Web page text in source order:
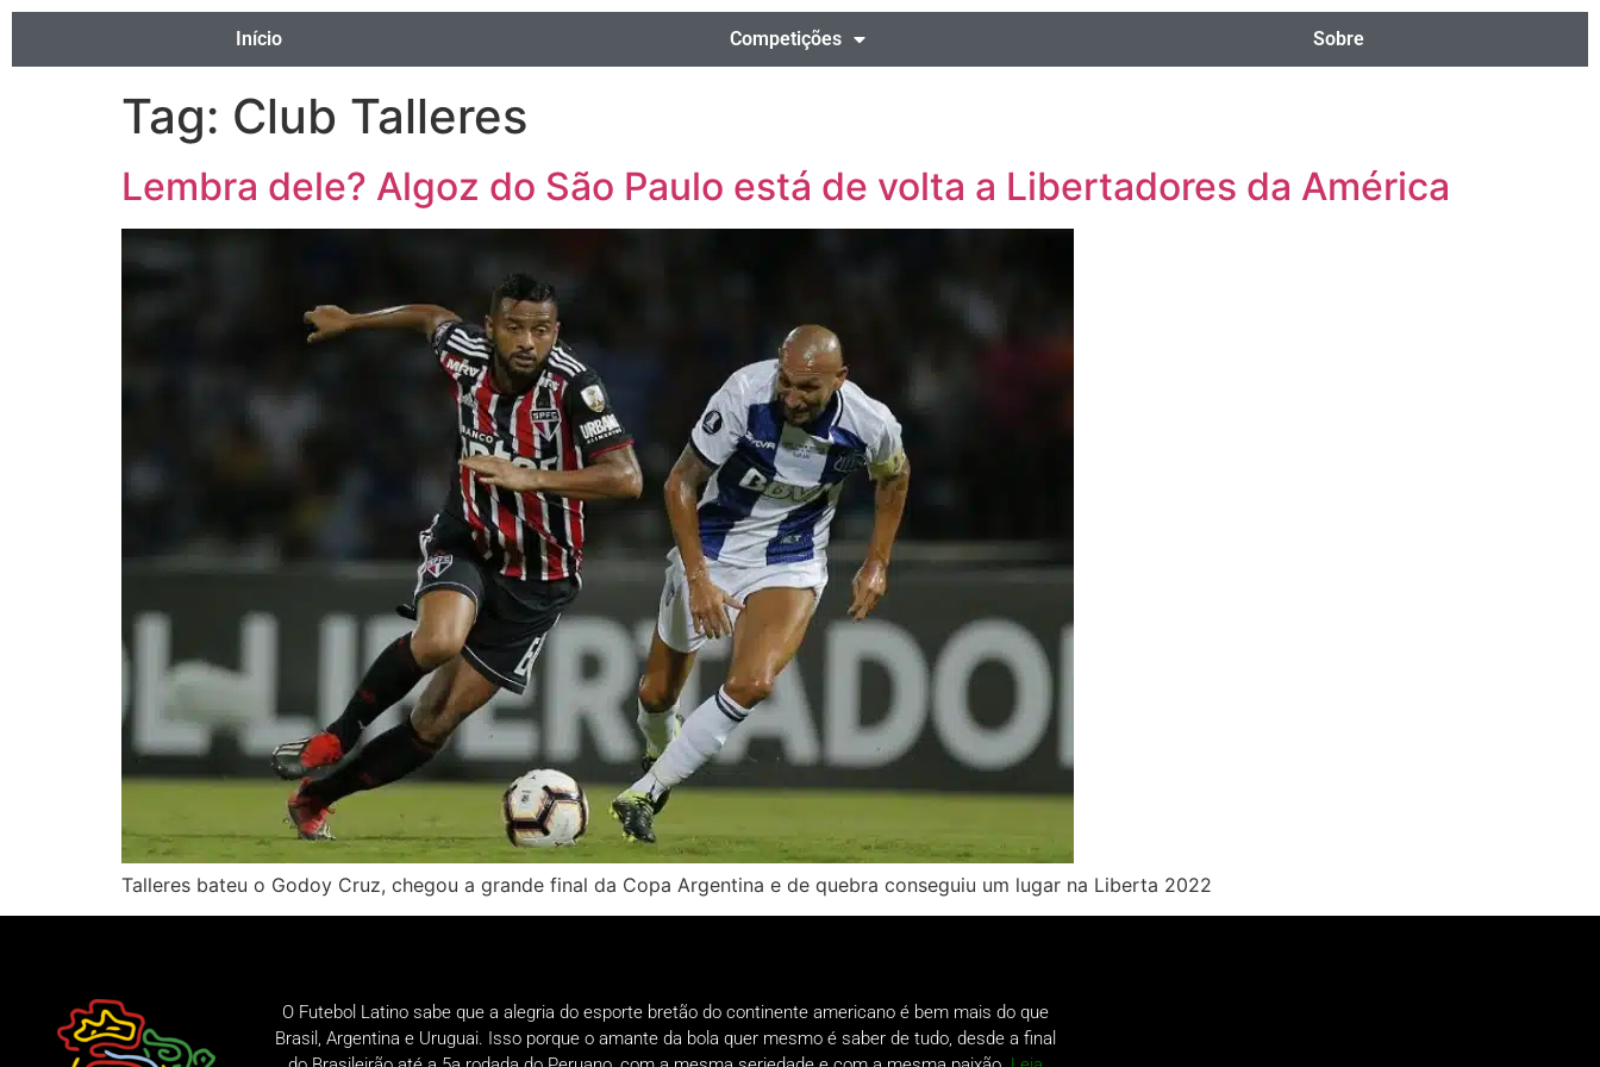
Início Competições Sobre
Tag: Club Talleres
Lembra dele? Algoz do São Paulo está de volta a Libertadores da América
Talleres bateu o Godoy Cruz, chegou a grande final da Copa Argentina e de quebra conseguiu um lugar na Liberta 2022
O Futebol Latino sabe que a alegria do esporte bretão do continente americano é bem mais do que
Brasil, Argentina e Uruguai. Isso porque o amante da bola quer mesmo é saber de tudo, desde a final